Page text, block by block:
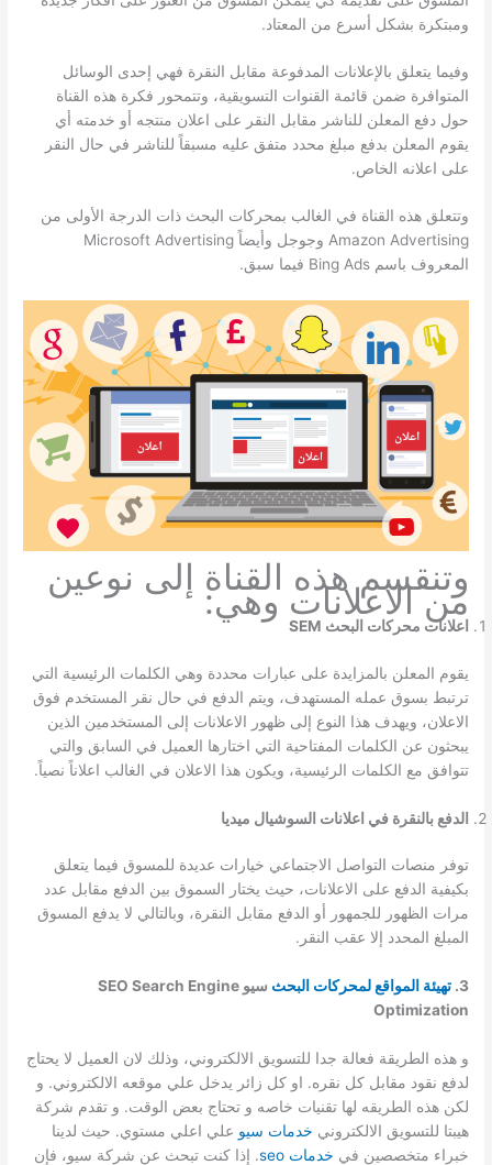
ومبتكرة بشكل أسرع من المعتاد.
وفيما يتعلق بالإعلانات المدفوعة مقابل النقرة فهي إحدى الوسائل
المتوافرة ضمن قائمة القنوات التسويقية، وتتمحور فكرة هذه القناة
حول دفع المعلن للناشر مقابل النقر على اعلان منتجه أو خدمته أي
يقوم المعلن بدفع مبلغ محدد متفق عليه مسبقاً للناشر في حال النقر
على اعلانه الخاص.
وتتعلق هذه القناة في الغالب بمحركات البحث ذات الدرجة الأولى من
Amazon Advertising وجوجل وأيضاً Microsoft Advertising
المعروف باسم Bing Ads فيما سبق.
وتنقسم هذه القناة إلى نوعين
من الاعلانات وهي:
اعلانات محركات البحث SEM
يقوم المعلن بالمزايدة على عبارات محددة وهي الكلمات الرئيسية التي
ترتبط بسوق عمله المستهدف، ويتم الدفع في حال نقر المستخدم فوق
الاعلان، ويهدف هذا النوع إلى ظهور الاعلانات إلى المستخدمين الذين
يبحثون عن الكلمات المفتاحية التي اختارها العميل في السابق والتي
تتوافق مع الكلمات الرئيسية، ويكون هذا الاعلان في الغالب اعلاناً نصياً.
الدفع بالنقرة في اعلانات السوشيال ميديا
توفر منصات التواصل الاجتماعي خيارات عديدة للمسوق فيما يتعلق
بكيفية الدفع على الاعلانات، حيث يختار السموق بين الدفع مقابل عدد
مرات الظهور للجمهور أو الدفع مقابل النقرة، وبالتالي لا يدفع المسوق
المبلغ المحدد إلا عقب النقر.
3. تهيئة المواقع لمحركات البحث
سيو SEO Search Engine
Optimization
و هذه الطريقة فعالة جدا للتسويق الالكتروني، وذلك لان العميل لا يحتاج
لدفع نقود مقابل كل نقره. او كل زائر يدخل علي موقعه الالكتروني. و
لكن هذه الطريقه لها تقنيات خاصه و تحتاج بعض الوقت. و تقدم شركة
هيبتا للتسويق الالكتروني خدمات سيو علي اعلي مستوي. حيث لدينا
خبراء متخصصين في خدمات seo
. إذا كنت تبحث عن شركة سيو، فإن